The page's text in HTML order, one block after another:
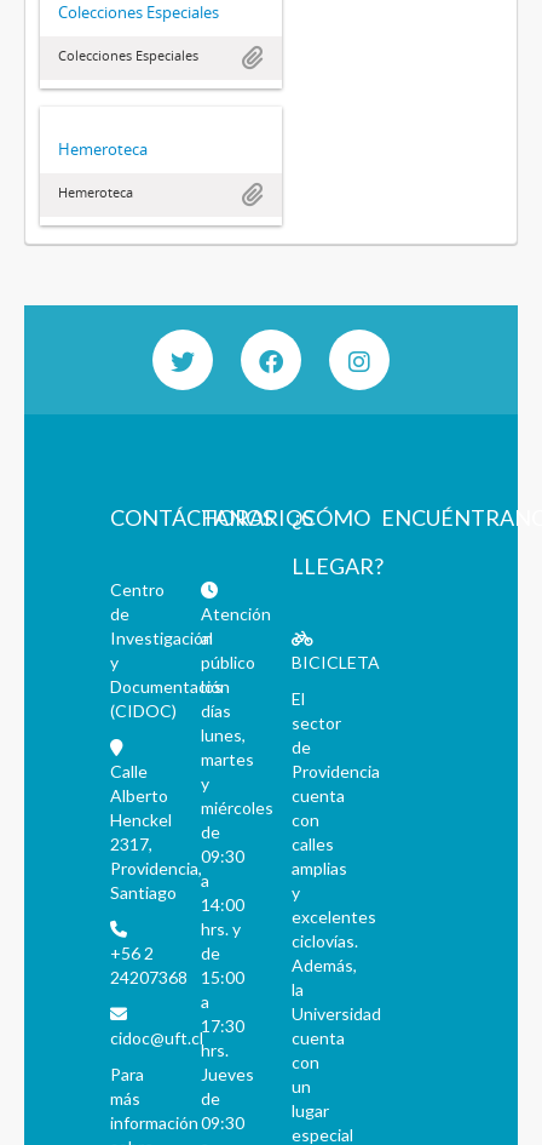
Colecciones Especiales
Colecciones Especiales
Hemeroteca
Hemeroteca
CONTÁCTANOS
Centro
de
Investigación
y
Documentación
(CIDOC)
Calle
Alberto
Henckel
2317,
Providencia,
Santiago
+56 2
24207368
cidoc@uft.cl
Para
más
información
HORARIOS
Atención
al
público
los
días
lunes,
martes
y
miércoles
de
09:30
a
14:00
hrs. y
de
15:00
a
17:30
hrs.
Jueves
de
09:30
¿CÓMO
LLEGAR?
BICICLETA
El
sector
de
Providencia
cuenta
con
calles
amplias
y
excelentes
ciclovías.
Además,
la
Universidad
cuenta
con
un
lugar
especial